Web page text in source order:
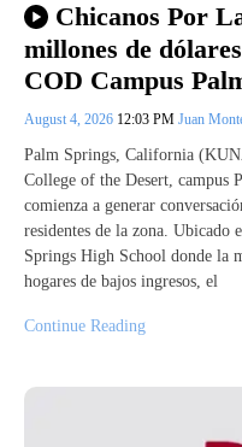
Chicanos Por
millones de
COD Campus
August 4, 2026 12:03 PM Juan
Palm Springs, California
College of the Desert, campus
comienza a generar
residentes de la zona. Ubicado
Springs High School donde la
hogares de bajos ingresos, el
Continue Reading